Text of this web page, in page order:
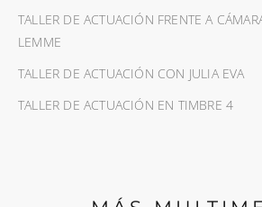
TALLER DE ACTUACIÓN FRENTE A
LEMME
TALLER DE ACTUACIÓN CON JULIA EVA
TALLER DE ACTUACIÓN EN TIMBRE 4